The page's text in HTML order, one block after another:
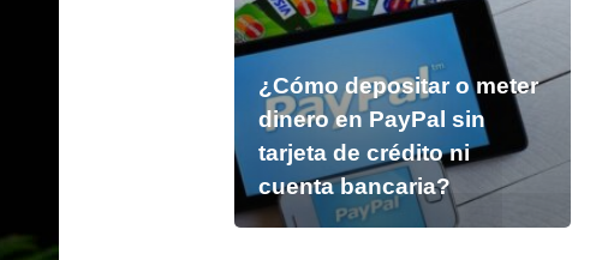
¿Cómo depositar o meter
dinero en PayPal sin
tarjeta de crédito ni
cuenta bancaria?